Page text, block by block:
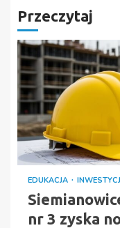
Przeczytaj
EDUKACJA
nr 3 zyska